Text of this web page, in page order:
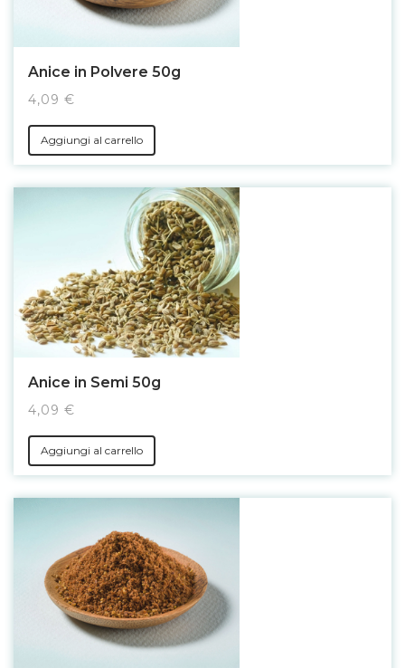
Anice in Polvere 50g
4,09 €
Aggiungi al carrello
Anice in Semi 50g
4,09 €
Aggiungi al carrello